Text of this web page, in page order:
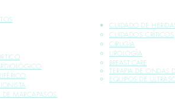
DE MARCAPASOS
CUIDADO DE
CUIDADOS CRÍTICOS​
CIRUGÍA
UROLOGÍA
BREAST CARE
TERAPIA DE ONDAS
EQUIPOS DE